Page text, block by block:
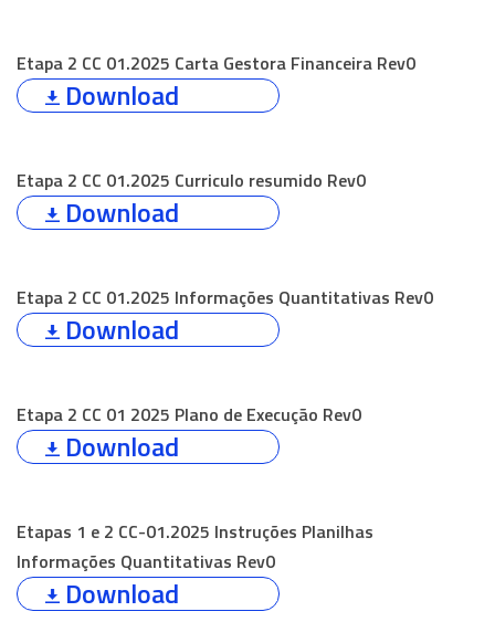
Etapa 2 CC 01.2025 Carta Gestora Financeira Rev0
Download
Etapa 2 CC 01.2025 Curriculo resumido Rev0
Download
Etapa 2 CC 01.2025 Informações Quantitativas Rev0
Download
Etapa 2 CC 01 2025 Plano de Execução Rev0
Download
Etapas 1 e 2 CC-01.2025 Instruções Planilhas
Informações Quantitativas Rev0
Download